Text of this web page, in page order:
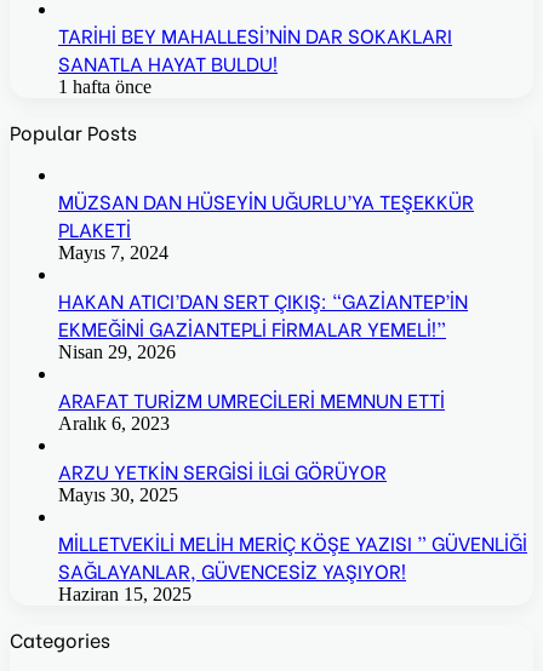
TARİHİ BEY MAHALLESİ’NİN DAR SOKAKLARI
SANATLA HAYAT BULDU!
1 hafta önce
Popular Posts
MÜZSAN DAN HÜSEYİN UĞURLU’YA TEŞEKKÜR
PLAKETİ
Mayıs 7, 2024
HAKAN ATICI’DAN SERT ÇIKIŞ: “GAZİANTEP’İN
EKMEĞİNİ GAZİANTEPLİ FİRMALAR YEMELİ!”
Nisan 29, 2026
ARAFAT TURİZM UMRECİLERİ MEMNUN ETTİ
Aralık 6, 2023
ARZU YETKİN SERGİSİ İLGİ GÖRÜYOR
Mayıs 30, 2025
MİLLETVEKİLİ MELİH MERİÇ KÖŞE YAZISI ” GÜVENLİĞİ
SAĞLAYANLAR, GÜVENCESİZ YAŞIYOR!
Haziran 15, 2025
Categories